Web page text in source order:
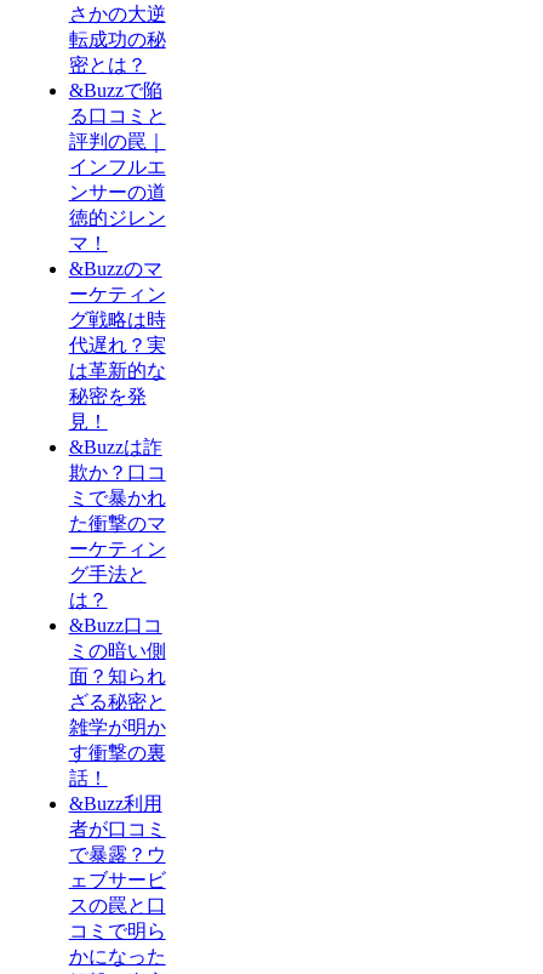
さかの大逆
転成功の秘
密とは？
&Buzzで陥
る口コミと
評判の罠｜
インフルエ
ンサーの道
徳的ジレン
マ！
&Buzzのマ
ーケティン
グ戦略は時
代遅れ？実
は革新的な
秘密を発
見！
&Buzzは詐
欺か？口コ
ミで暴かれ
た衝撃のマ
ーケティン
グ手法と
は？
&Buzz口コ
ミの暗い側
面？知られ
ざる秘密と
雑学が明か
す衝撃の裏
話！
&Buzz利用
者が口コミ
で暴露？ウ
ェブサービ
スの罠と口
コミで明ら
かになった